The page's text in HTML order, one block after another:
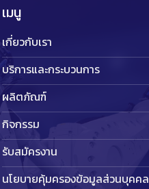
เมนู
เกี่ยวกับเรา
บริการและกระบวนการ
ผลิตภัณฑ์
กิจกรรม
รับสมัครงาน
นโยบายคุ้มครองข้อมูลส่วนบุคคล